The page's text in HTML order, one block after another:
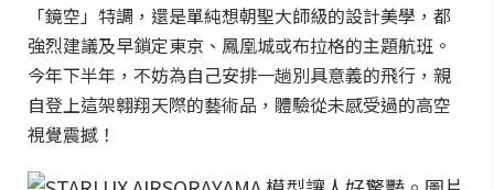
「鏡空」特調，還是單純想朝聖大師級的設計美學，都
強烈建議及早鎖定東京、鳳凰城或布拉格的主題航班。
今年下半年，不妨為自己安排一趟別具意義的飛行，親
自登上這架翱翔天際的藝術品，體驗從未感受過的高空
視覺震撼！